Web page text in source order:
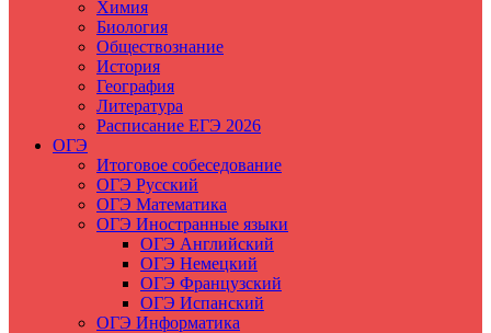
Химия
Биология
Обществознание
История
География
Литература
Расписание ЕГЭ 2026
ОГЭ
Итоговое собеседование
ОГЭ Русский
ОГЭ Математика
ОГЭ Иностранные языки
ОГЭ Английский
ОГЭ Немецкий
ОГЭ Французский
ОГЭ Испанский
ОГЭ Информатика